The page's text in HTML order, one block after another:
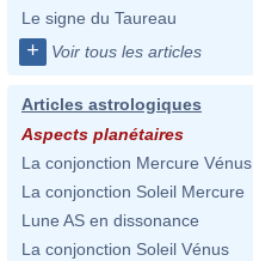
Le signe du Taureau
+ Voir tous les articles
Articles astrologiques
Aspects planétaires
La conjonction Mercure Vénus
La conjonction Soleil Mercure
Lune AS en dissonance
La conjonction Soleil Vénus